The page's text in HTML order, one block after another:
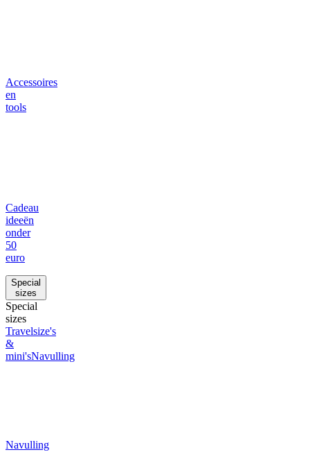
Accessoires
en
tools
Cadeau
ideeën
onder
50
euro
Special
sizes
Special
sizes
Travelsize's
&
mini'sNavulling
Navulling